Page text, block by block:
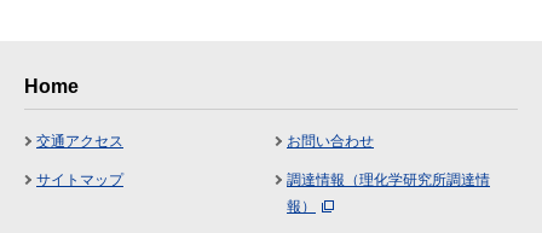
Home
交通アクセス お問い合わせ
サイトマップ
調達情報（理化学研究所調達情
報）